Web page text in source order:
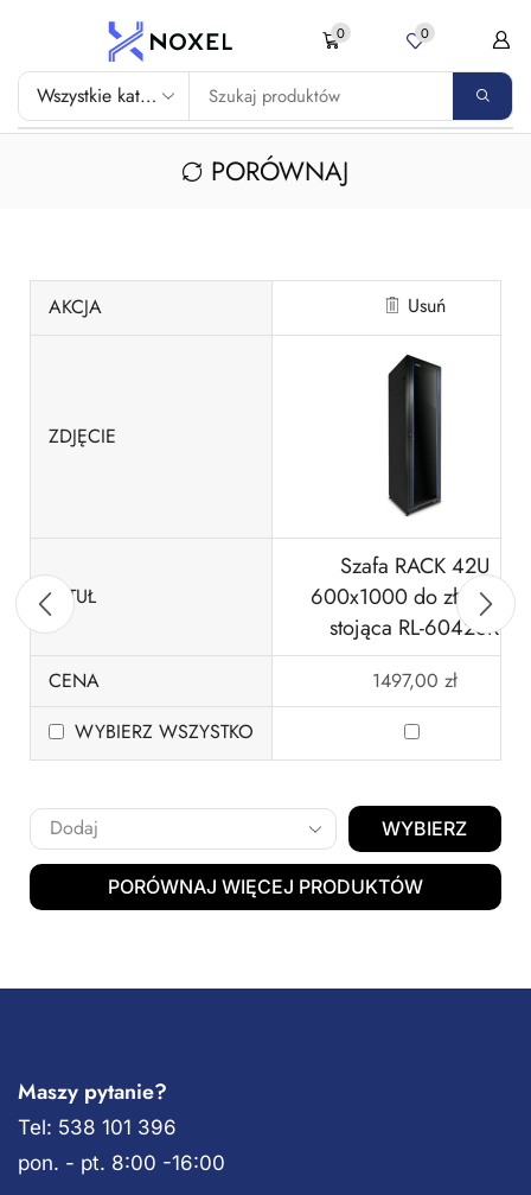
0 0
PORÓWNAJ
AKCJA Usuń
ZDJĘCIE
TYTUŁ
Szafa RACK 42U
600x1000 do złożenia
stojąca RL-6042SR
CENA 1497,00 zł
WYBIERZ WSZYSTKO
WYBIERZ
PORÓWNAJ WIĘCEJ PRODUKTÓW
Maszy pytanie?
Tel: 538 101 396
pon. - pt. 8:00 -16:00